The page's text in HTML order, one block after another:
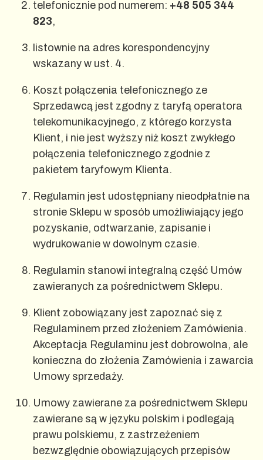
telefonicznie pod numerem: +48 505 344
823,
listownie na adres korespondencyjny
wskazany w ust. 4.
Koszt połączenia telefonicznego ze
Sprzedawcą jest zgodny z taryfą operatora
telekomunikacyjnego, z którego korzysta
Klient, i nie jest wyższy niż koszt zwykłego
połączenia telefonicznego zgodnie z
pakietem taryfowym Klienta.
Regulamin jest udostępniany nieodpłatnie na
stronie Sklepu w sposób umożliwiający jego
pozyskanie, odtwarzanie, zapisanie i
wydrukowanie w dowolnym czasie.
Regulamin stanowi integralną część Umów
zawieranych za pośrednictwem Sklepu.
Klient zobowiązany jest zapoznać się z
Regulaminem przed złożeniem Zamówienia.
Akceptacja Regulaminu jest dobrowolna, ale
konieczna do złożenia Zamówienia i zawarcia
Umowy sprzedaży.
Umowy zawierane za pośrednictwem Sklepu
zawierane są w języku polskim i podlegają
prawu polskiemu, z zastrzeżeniem
bezwzględnie obowiązujących przepisów